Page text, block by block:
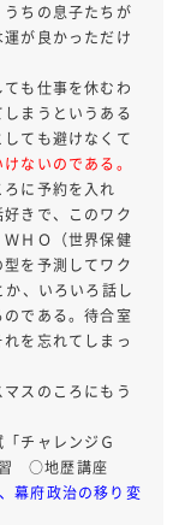
ちの息子たちが
が良かっただけ
も仕事を休むわ
まうというある
ても避けなくて
ないのである。
に予約を入れ
きで、このワク
ＨＯ（世界保健
を予測してワク
、いろいろ話し
である。待合室
を忘れてしまっ
スのころにもう
チャレンジＧ
習 ○地歴講座
幕府政治の移り変